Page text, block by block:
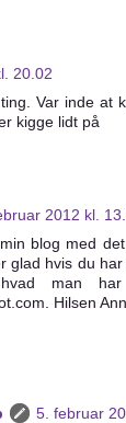
20.02
Var inde at
kigge lidt på
2012 kl.
blog med
glad hvis du
man
Hilsen
5. februar